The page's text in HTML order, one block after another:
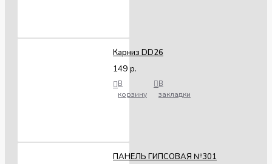
Карниз DD26
149 р.
В
корзину
В
закладки
ПАНЕЛЬ ГИПСОВАЯ №301